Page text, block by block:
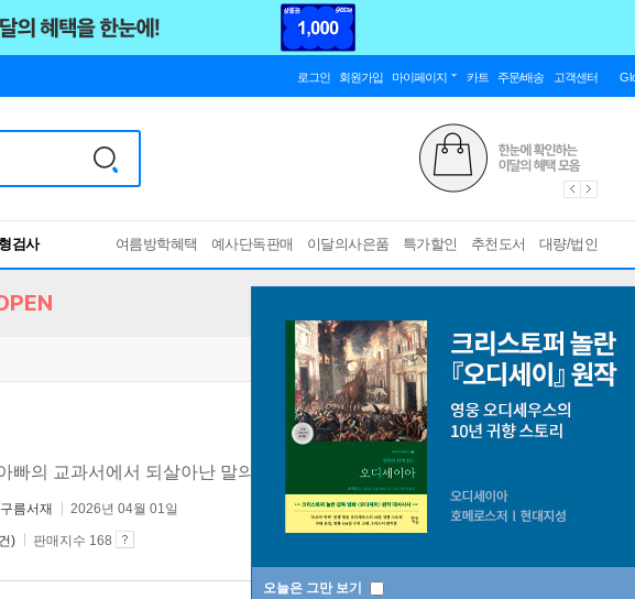
로그인 회원가입 마이페이지 카트 주문/배송 고객센터
검사
여름방학혜택 예사단독판매 이달의사은품 특가할인 추천도서 대량/법인
오늘은 그만 보기
빠의 교과서에서 되살아난 말의 풍경
구름서재 2026년 04월 01일
건) 판매지수 168